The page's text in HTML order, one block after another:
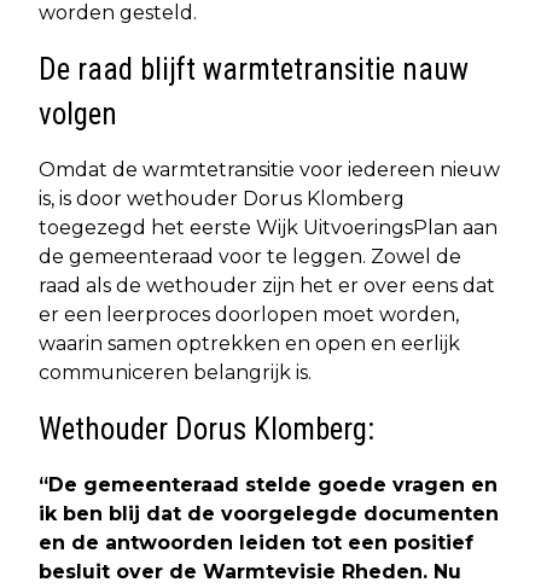
worden gesteld.
De raad blijft warmtetransitie nauw
volgen
Omdat de warmtetransitie voor iedereen nieuw
is, is door wethouder Dorus Klomberg
toegezegd het eerste Wijk UitvoeringsPlan aan
de gemeenteraad voor te leggen. Zowel de
raad als de wethouder zijn het er over eens dat
er een leerproces doorlopen moet worden,
waarin samen optrekken en open en eerlijk
communiceren belangrijk is.
Wethouder Dorus Klomberg:
“De gemeenteraad stelde goede vragen en
ik ben blij dat de voorgelegde documenten
en de antwoorden leiden tot een positief
besluit over de Warmtevisie Rheden. Nu